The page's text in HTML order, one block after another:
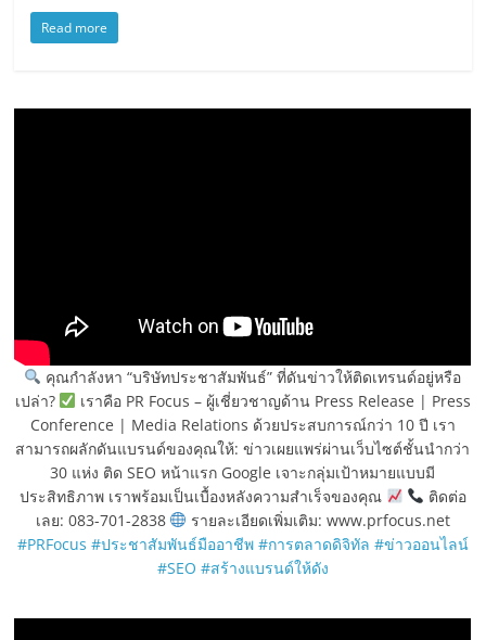
Read more
คุณกำลังหา “บริษัทประชาสัมพันธ์” ที่ดันข่าวให้ติดเทรนด์อยู่หรือ
เปล่า?
เราคือ PR Focus – ผู้เชี่ยวชาญด้าน Press Release | Press
Conference | Media Relations ด้วยประสบการณ์กว่า 10 ปี เรา
สามารถผลักดันแบรนด์ของคุณให้: ข่าวเผยแพร่ผ่านเว็บไซต์ชั้นนำกว่า
30 แห่ง ติด SEO หน้าแรก Google เจาะกลุ่มเป้าหมายแบบมี
ประสิทธิภาพ เราพร้อมเป็นเบื้องหลังความสำเร็จของคุณ
ติดต่อ
เลย: 083-701-2838
รายละเอียดเพิ่มเติม: www.prfocus.net
#PRFocus #ประชาสัมพันธ์มืออาชีพ #การตลาดดิจิทัล #ข่าวออนไลน์
#SEO #สร้างแบรนด์ให้ดัง